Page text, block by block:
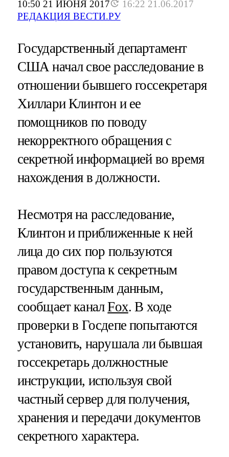
10:50 21 ИЮНЯ 2017
16:22 21.06.2017
РЕДАКЦИЯ ВЕСТИ.РУ
Государственный департамент
США начал свое расследование в
отношении бывшего госсекретаря
Хиллари Клинтон и ее
помощников по поводу
некорректного обращения с
секретной информацией во время
нахождения в должности.
Несмотря на расследование,
Клинтон и приближенные к ней
лица до сих пор пользуются
правом доступа к секретным
государственным данным,
сообщает каналFox. В ходе
проверки в Госдепе попытаются
установить, нарушала ли бывшая
госсекретарь должностные
инструкции, используя свой
частный сервер для получения,
хранения и передачи документов
секретного характера.